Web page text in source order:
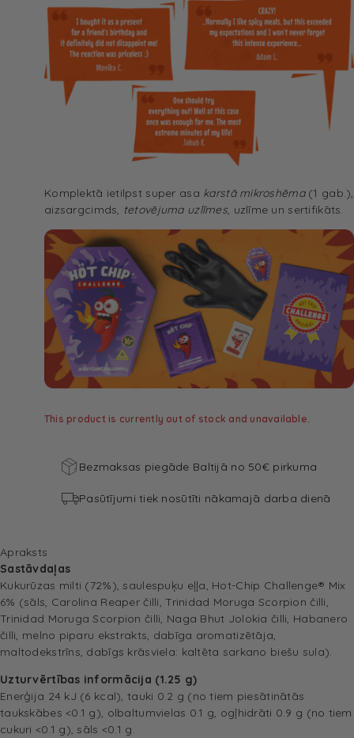
Komplektā ietilpst super asa karstā mikroshēma(1 gab.),
aizsargcimds, tetovējuma uzlīmes, uzlīme un sertifikāts.
This product is currently out of stock and unavailable.
Bezmaksas piegāde Baltijā no 50€ pirkuma
Pasūtījumi tiek nosūtīti nākamajā darba dienā
Apraksts
Sastāvdaļas
Kukurūzas milti (72%), saulespuķu eļļa, Hot-Chip Challenge® Mix
6% (sāls, Carolina Reaper čilli, Trinidad Moruga Scorpion čilli,
Trinidad Moruga Scorpion čilli, Naga Bhut Jolokia čilli, Habanero
čilli, melno piparu ekstrakts, dabīga aromatizētāja,
maltodekstrīns, dabīgs krāsviela: kaltēta sarkano biešu sula).
Uzturvērtības informācija (1.25 g)
Enerģija 24 kJ (6 kcal), tauki 0.2 g (no tiem piesātinātās
taukskābes <0.1 g), olbaltumvielas 0.1 g, ogļhidrāti 0.9 g (no tiem
cukuri <0.1 g), sāls <0.1 g.